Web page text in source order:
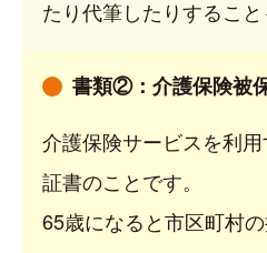
たり代筆したりすること
書類②：介護保険被
介護保険サービスを利
証書のことです。
65歳になると市区町村